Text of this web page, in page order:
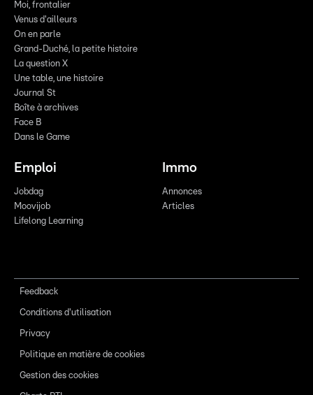
Moi, frontalier
Venus d'ailleurs
On en parle
Grand-Duché, la petite histoire
La question X
Une table, une histoire
Journal St
Boîte à archives
Face B
Dans le Game
Emploi
Jobdag
Moovijob
Lifelong Learning
Immo
Annonces
Articles
Feedback
Conditions d'utilisation
Privacy
Politique en matière de cookies
Gestion des cookies